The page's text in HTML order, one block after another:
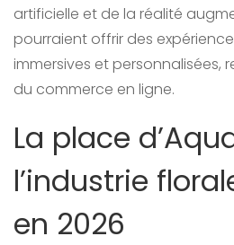
artificielle et de la réalité
pourraient offrir des
immersives et personnalisées,
du commerce en ligne.
La place
l’industrie
en 2026